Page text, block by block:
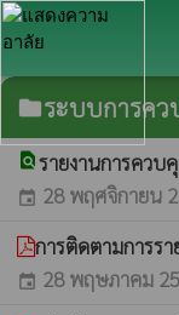
folderระบบการค
find_in_pageรายงานการควบ
event 28 พฤศจิกายน
การติดตามการร
event 28 พฤษภาคม